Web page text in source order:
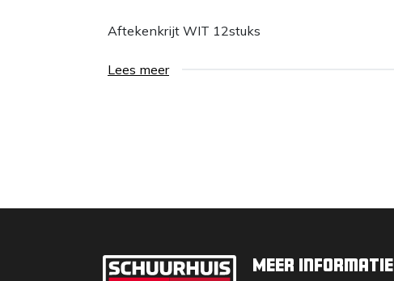
Aftekenkrijt WIT 12stuks
Lees meer
Meer informatie